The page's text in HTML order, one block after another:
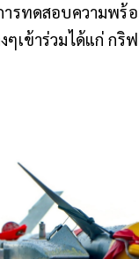
รทดสอบความพร้
ๆเข้าร่วมได้แก่ กริ